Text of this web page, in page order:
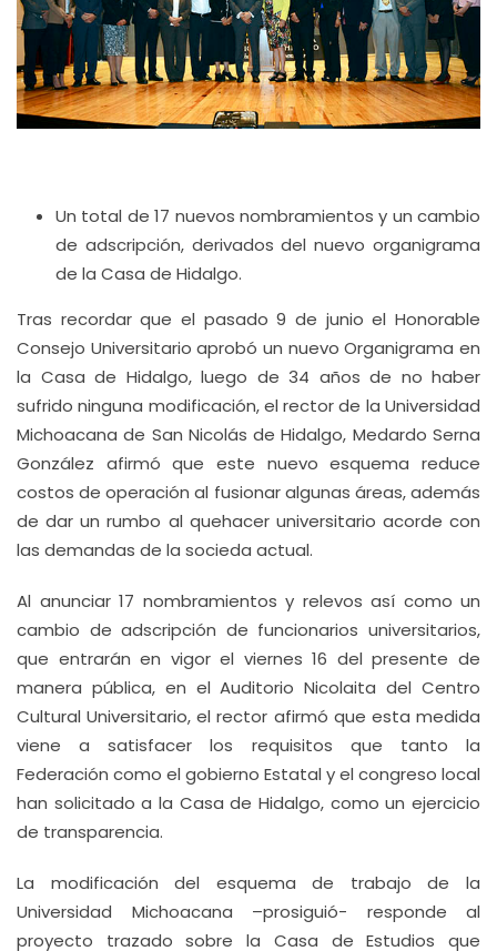
Un total de 17 nuevos nombramientos y un cambio
de adscripción, derivados del nuevo organigrama
de la Casa de Hidalgo.
Tras recordar que el pasado 9 de junio el Honorable
Consejo Universitario aprobó un nuevo Organigrama en
la Casa de Hidalgo, luego de 34 años de no haber
sufrido ninguna modificación, el rector de la Universidad
Michoacana de San Nicolás de Hidalgo, Medardo Serna
González afirmó que este nuevo esquema reduce
costos de operación al fusionar algunas áreas, además
de dar un rumbo al quehacer universitario acorde con
las demandas de la socieda actual.
Al anunciar 17 nombramientos y relevos así como un
cambio de adscripción de funcionarios universitarios,
que entrarán en vigor el viernes 16 del presente de
manera pública, en el Auditorio Nicolaita del Centro
Cultural Universitario, el rector afirmó que esta medida
viene a satisfacer los requisitos que tanto la
Federación como el gobierno Estatal y el congreso local
han solicitado a la Casa de Hidalgo, como un ejercicio
de transparencia.
La modificación del esquema de trabajo de la
Universidad Michoacana –prosiguió- responde al
proyecto trazado sobre la Casa de Estudios que